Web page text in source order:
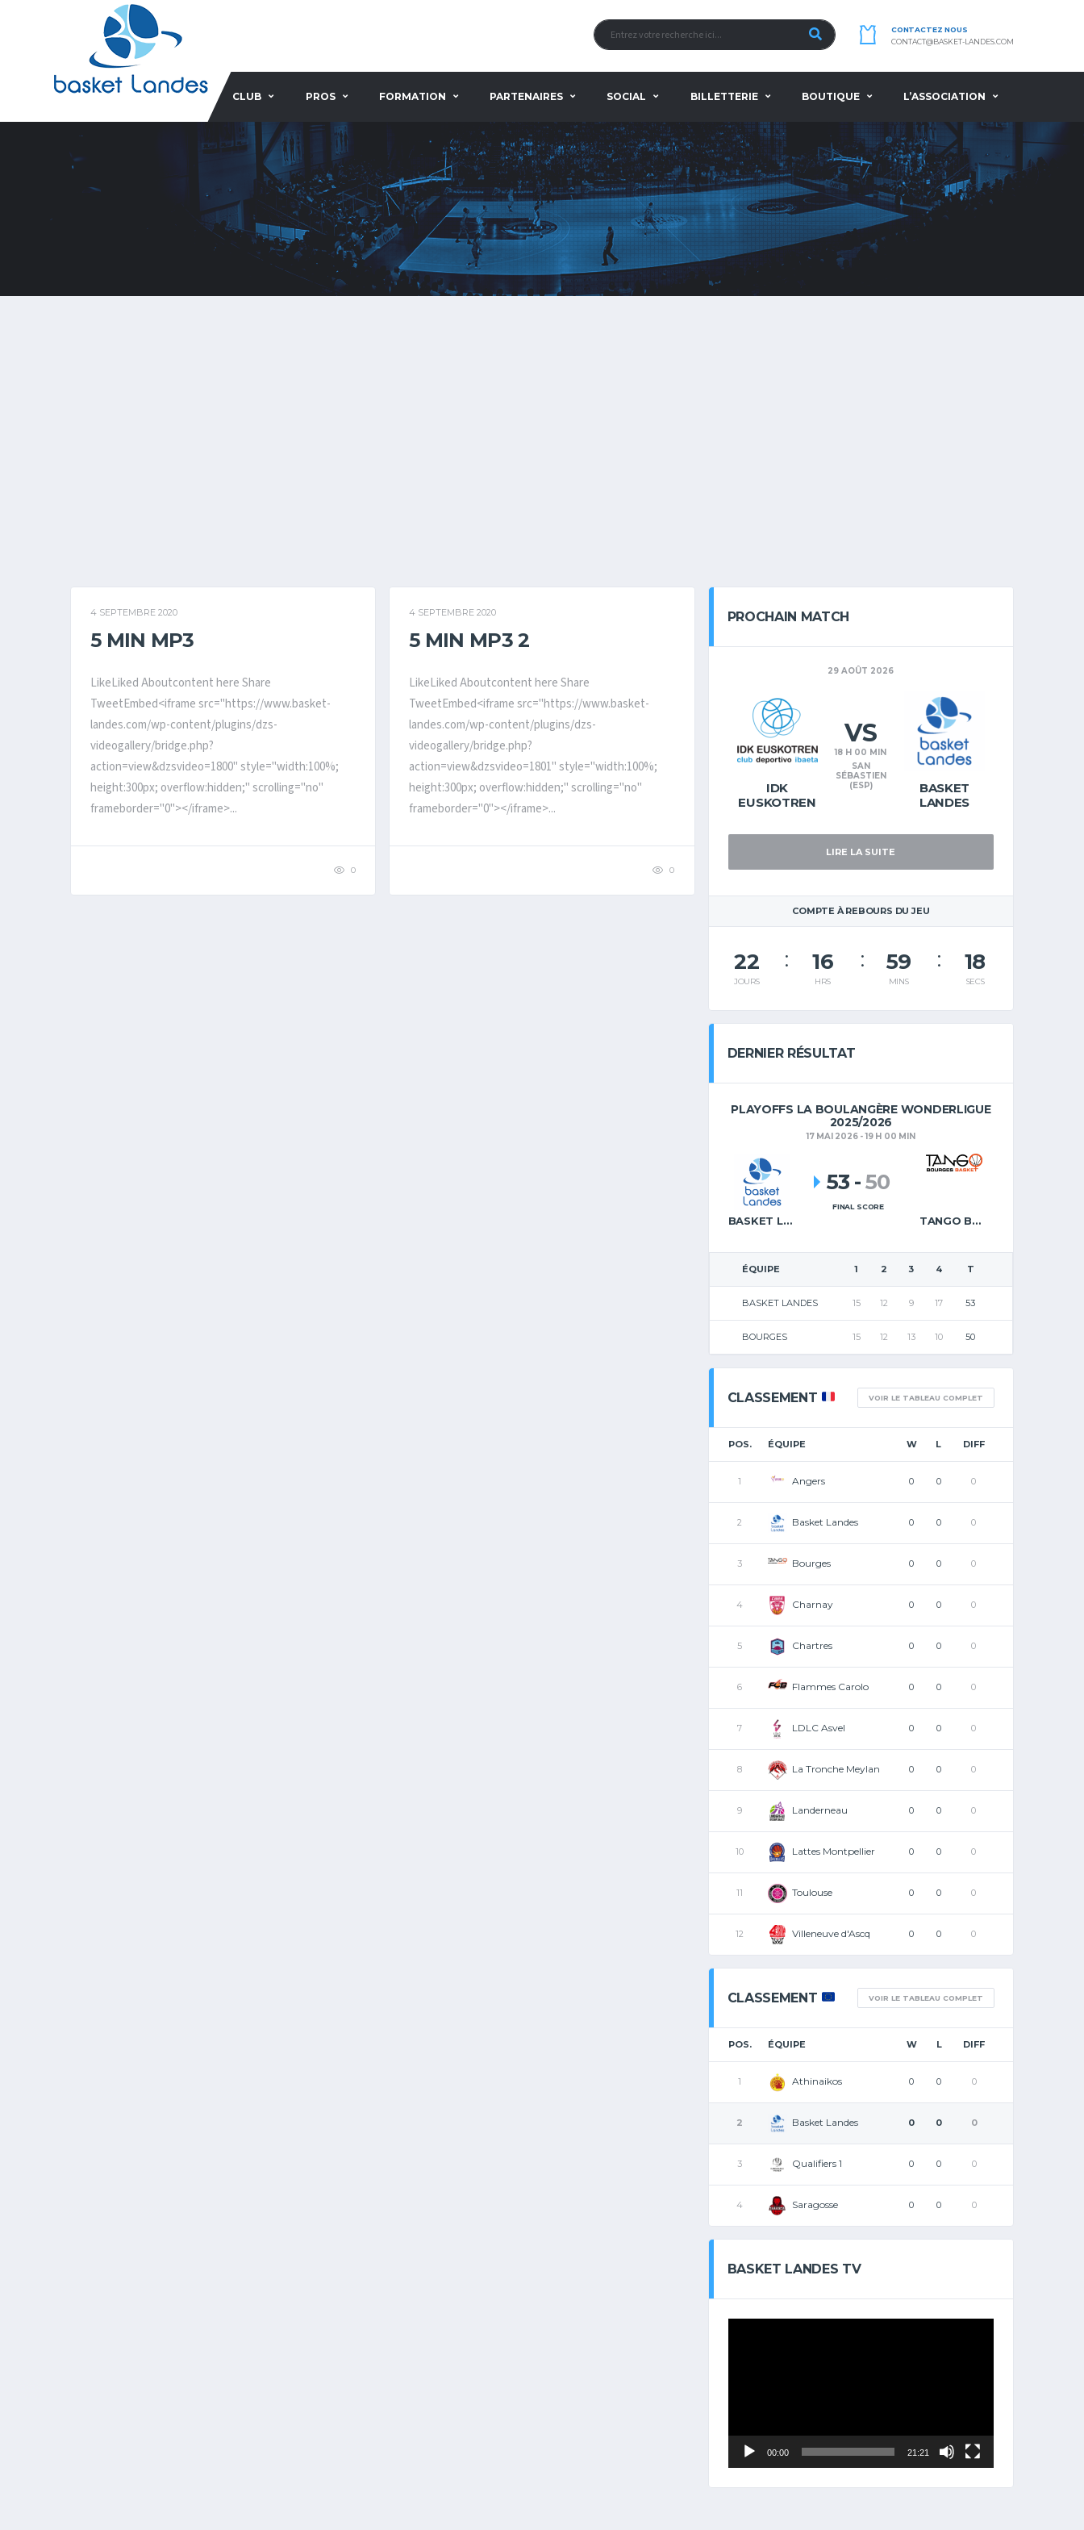
CONTACTEZ NOUS
CONTACT@BASKET-LANDES.COM
CLUB PROS FORMATION PARTENAIRES SOCIAL BILLETTERIE BOUTIQUE L’ASSOCIATION
4 SEPTEMBRE 2020
5 MIN MP3
LikeLiked Aboutcontent here Share
TweetEmbed<iframe src="https://www.basket-
landes.com/wp-content/plugins/dzs-
videogallery/bridge.php?
action=view&dzsvideo=1800" style="width:100%;
height:300px; overflow:hidden;" scrolling="no"
frameborder="0"></iframe>...
0
4 SEPTEMBRE 2020
5 MIN MP3 2
LikeLiked Aboutcontent here Share
TweetEmbed<iframe src="https://www.basket-
landes.com/wp-content/plugins/dzs-
videogallery/bridge.php?
action=view&dzsvideo=1801" style="width:100%;
height:300px; overflow:hidden;" scrolling="no"
frameborder="0"></iframe>...
0
PROCHAIN MATCH
29 AOÛT 2026
IDK
EUSKOTREN
BASKET
LANDES
VS
18 H 00 MIN
SAN
SÉBASTIEN
(ESP)
LIRE LA SUITE
COMPTE À REBOURS DU JEU
22
JOURS
16
HRS
59
MINS
18
SECS
DERNIER RÉSULTAT
PLAYOFFS LA BOULANGÈRE WONDERLIGUE
2025/2026
17 MAI 2026 - 19 H 00 MIN
BASKET LANDES TANGO BOURGES BASKET
53 -50
FINAL SCORE
ÉQUIPE 1 2 3 4 T
BASKET LANDES 15 12 9 17 53
BOURGES 15 12 13 10 50
CLASSEMENT VOIR LE TABLEAU COMPLET
POS. ÉQUIPE W L DIFF
1 Angers 0 0 0
2 Basket Landes 0 0 0
3 Bourges 0 0 0
4 Charnay 0 0 0
5 Chartres 0 0 0
6 Flammes Carolo 0 0 0
7 LDLC Asvel 0 0 0
8 La Tronche Meylan 0 0 0
9 Landerneau 0 0 0
10 Lattes Montpellier 0 0 0
11 Toulouse 0 0 0
12 Villeneuve d'Ascq 0 0 0
CLASSEMENT VOIR LE TABLEAU COMPLET
POS. ÉQUIPE W L DIFF
1 Athinaikos 0 0 0
2 Basket Landes 0 0 0
3 Qualifiers 1 0 0 0
4 Saragosse 0 0 0
BASKET LANDES TV
00:00 21:21